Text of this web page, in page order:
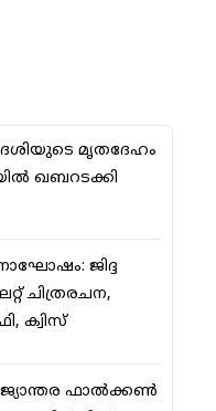
മൃതദേഹം
ഖബറടക്കി
ജിദ്ദ
ചിത്രരചന,
ക്വിസ്
ഫാല്‍ക്കണ്‍